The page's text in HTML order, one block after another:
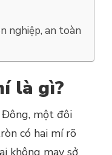
nghiệp, an toàn
là gì?
một đôi
có hai mí rõ
không may sở